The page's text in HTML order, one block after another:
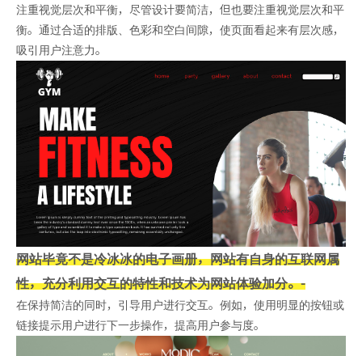
注重视觉层次和平衡，尽管设计要简洁，但也要注重视觉层次和平
衡。通过合适的排版、色彩和空白间隙，使页面看起来有层次感，
吸引用户注意力。
网站毕竟不是冷冰冰的电子画册，网站有自身的互联网属
性，充分利用交互的特性和技术为网站体验加分。-
在保持简洁的同时，引导用户进行交互。例如，使用明显的按钮或
链接提示用户进行下一步操作，提高用户参与度。